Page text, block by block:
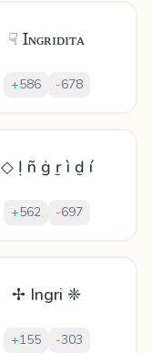
☟ Ɪɴɢʀɪᴅɪᴛᴀ
+586 -678
◇ Ị ñ ġ ṟ ì ḏ í
+562 -697
✢ Ingri ❈
+155 -303